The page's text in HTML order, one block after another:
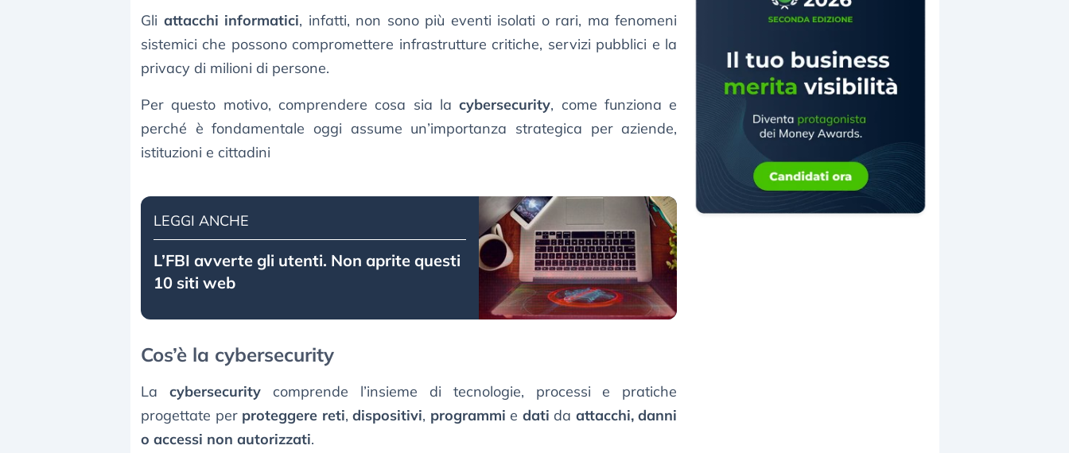
Gli attacchi informatici, infatti, non sono più eventi isolati o rari, ma fenomeni
sistemici che possono compromettere infrastrutture critiche, servizi pubblici e la
privacy di milioni di persone.
Per questo motivo, comprendere cosa sia lacybersecurity, come funziona e
perché è fondamentale oggi assume un’importanza strategica per aziende,
istituzioni e cittadini
LEGGI ANCHE
L’FBI avverte gli utenti. Non aprite questi
10 siti web
Cos’è la cybersecurity
La cybersecuritycomprende l’insieme di tecnologie, processi e pratiche
progettate per proteggere reti,dispositivi, programmi e dati da attacchi, danni
o accessi non autorizzati.